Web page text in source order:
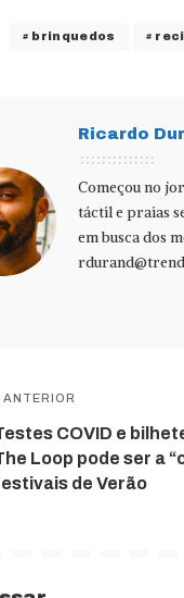
brinquedos
Ricardo
Começou no
táctil e praias
em busca dos
COVID e
Loop pode ser a
de Verão